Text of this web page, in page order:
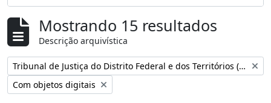
Mostrando 15 resultados
Descrição arquivística
Remover filtro:
Tribunal de Justiça do Distrito Federal e dos Territórios (Brasil)
Remover filtro:
Com objetos digitais